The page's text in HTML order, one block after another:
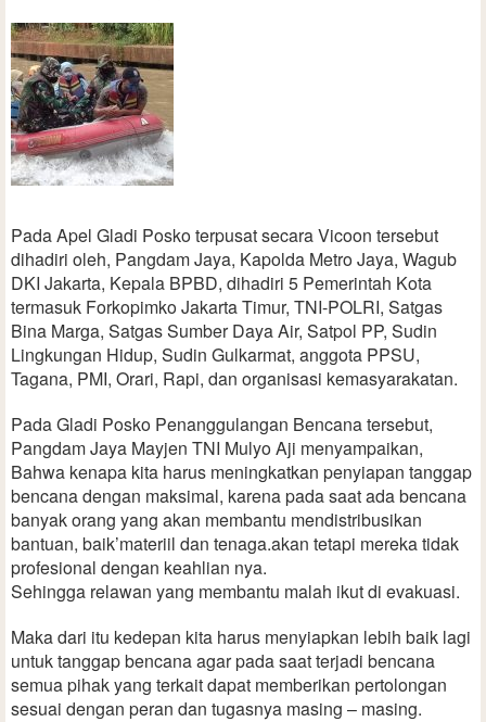
Pada Apel Gladi Posko terpusat secara Vicoon tersebut
dihadiri oleh, Pangdam Jaya, Kapolda Metro Jaya, Wagub
DKI Jakarta, Kepala BPBD, dihadiri 5 Pemerintah Kota
termasuk Forkopimko Jakarta Timur, TNI-POLRI, Satgas
Bina Marga, Satgas Sumber Daya Air, Satpol PP, Sudin
Lingkungan Hidup, Sudin Gulkarmat, anggota PPSU,
Tagana, PMI, Orari, Rapi, dan organisasi kemasyarakatan.
Pada Gladi Posko Penanggulangan Bencana tersebut,
Pangdam Jaya Mayjen TNI Mulyo Aji menyampaikan,
Bahwa kenapa kita harus meningkatkan penyiapan tanggap
bencana dengan maksimal, karena pada saat ada bencana
banyak orang yang akan membantu mendistribusikan
bantuan, baik’materiil dan tenaga.akan tetapi mereka tidak
profesional dengan keahlian nya.
Sehingga relawan yang membantu malah ikut di evakuasi.
Maka dari itu kedepan kita harus menyiapkan lebih baik lagi
untuk tanggap bencana agar pada saat terjadi bencana
semua pihak yang terkait dapat memberikan pertolongan
sesuai dengan peran dan tugasnya masing – masing.